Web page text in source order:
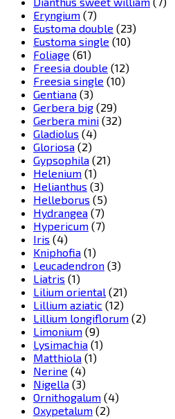
Eryngium (7)
Eustoma double (23)
Eustoma single (10)
Foliage (61)
Freesia double (12)
Freesia single (10)
Gentiana (3)
Gerbera big (29)
Gerbera mini (32)
Gladiolus (4)
Gloriosa (2)
Gypsophila (21)
Helenium (1)
Helianthus (3)
Helleborus (5)
Hydrangea (7)
Hypericum (7)
Iris (4)
Kniphofia (1)
Leucadendron (3)
Liatris (1)
Lilium oriental (21)
Lillium aziatic (12)
Lillium longiflorum (2)
Limonium (9)
Lysimachia (1)
Matthiola (1)
Nerine (4)
Nigella (3)
Ornithogalum (4)
Oxypetalum (2)